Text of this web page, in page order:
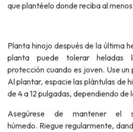
que plantéelo donde reciba al
Planta hinojo después de la última
planta puede tolerar heladas
protección cuando es joven. Use
Al plantar, espacie las plántulas de
de 4 a 12 pulgadas, dependiendo de
Asegúrese de mantener el
húmedo. Riegue regularmente,